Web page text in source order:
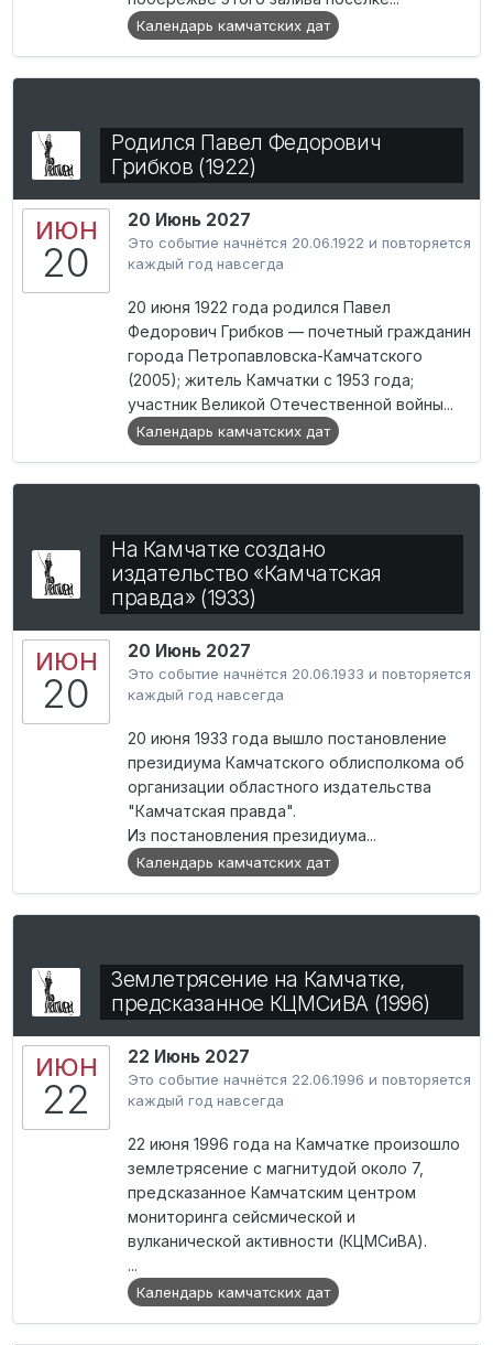
Календарь камчатских дат
Родился Павел Федорович
Грибков (1922)
ИЮН
20
20 Июнь 2027
Это событие начнётся 20.06.1922 и повторяется
каждый год навсегда
20 июня 1922 года родился Павел
Федорович Грибков — почетный гражданин
города Петропавловска-Камчатского
(2005); житель Камчатки с 1953 года;
участник Великой Отечественной войны...
Календарь камчатских дат
На Камчатке создано
издательство «Камчатская
правда» (1933)
ИЮН
20
20 Июнь 2027
Это событие начнётся 20.06.1933 и повторяется
каждый год навсегда
20 июня 1933 года вышло постановление
президиума Камчатского облисполкома об
организации областного издательства
"Камчатская правда".
Из постановления президиума...
Календарь камчатских дат
Землетрясение на Камчатке,
предсказанное КЦМСиВА (1996)
ИЮН
22
22 Июнь 2027
Это событие начнётся 22.06.1996 и повторяется
каждый год навсегда
22 июня 1996 года на Камчатке произошло
землетрясение с магнитудой около 7,
предсказанное Камчатским центром
мониторинга сейсмической и
вулканической активности (КЦМСиВА).
...
Календарь камчатских дат